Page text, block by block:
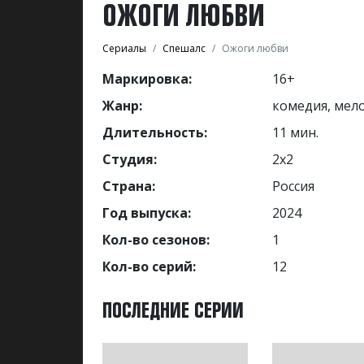
ОЖОГИ ЛЮБВИ
Сериалы Спешалс Ожоги любви
Маркировка:
16+
Жанр:
комедия,
Длительность:
11 мин.
Студия:
2х2
Страна:
Россия
Год выпуска:
2024
Кол-во сезонов:
1
Кол-во серий:
12
ПОСЛЕДНИЕ СЕРИИ